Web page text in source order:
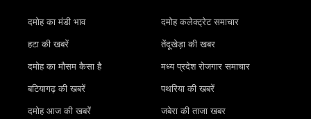
दमोह का मंडी भाव
हटा की खबरें
दमोह का मौसम कैसा है
बटियागढ़ की खबरें
दमोह आज की खबरें
दमोह कलेक्ट्रेट समाचार
तेंदूखेड़ा की खबर
मध्य प्रदेश रोजगार समाचार
पथरिया की खबरें
जबेरा की ताजा खबर